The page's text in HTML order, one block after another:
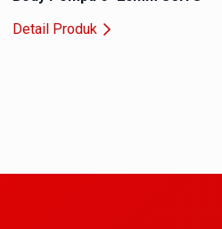
tebal membutuhkan
Detail Produk